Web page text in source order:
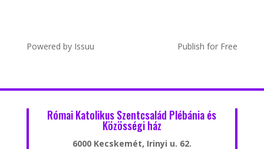
Powered by Issuu Publish for Free
Római Katolikus Szentcsalád Plébánia és
Közösségi ház
6000 Kecskemét, Irinyi u. 62.